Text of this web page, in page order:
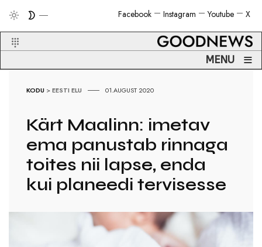
X
Youtube
Instagram
Facebook
MENU ≡
KODU >EESTI ELU 01.AUGUST 2020
Kärt Maalinn: imetav
ema panustab rinnaga
toites nii lapse, enda
kui planeedi tervisesse